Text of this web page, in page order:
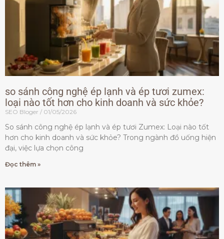
so sánh công nghệ ép lạnh và ép tươi zumex:
loại nào tốt hơn cho kinh doanh và sức khỏe?
SEO Bloger 01/05/2026
So sánh công nghệ ép lạnh và ép tươi Zumex: Loại nào tốt
hơn cho kinh doanh và sức khỏe? Trong ngành đồ uống hiện
đại, việc lựa chọn công
Đọc thêm »